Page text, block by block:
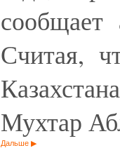
сообщает
Считая,
Мухтар
Дальше